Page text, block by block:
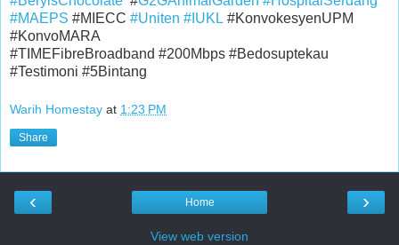
#MAEPS #MIECC #Uniten #IUKL #KonvokesyenUPM
#KonvoMARA
#TIMEFibreBroadband #200Mbps #Bedosuptekau
#Testimoni #5Bintang
Warih Homestay at 1:23 PM
Share
‹ ›
Home
View web version